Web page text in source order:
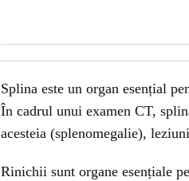
Splina este un organ esențial
În cadrul unui examen CT,
acesteia (splenomegalie),
Rinichii sunt organe esențiale